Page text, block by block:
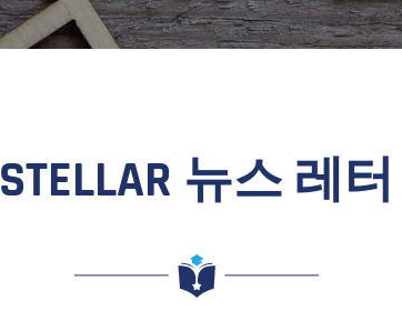
STELLAR 뉴스 레터